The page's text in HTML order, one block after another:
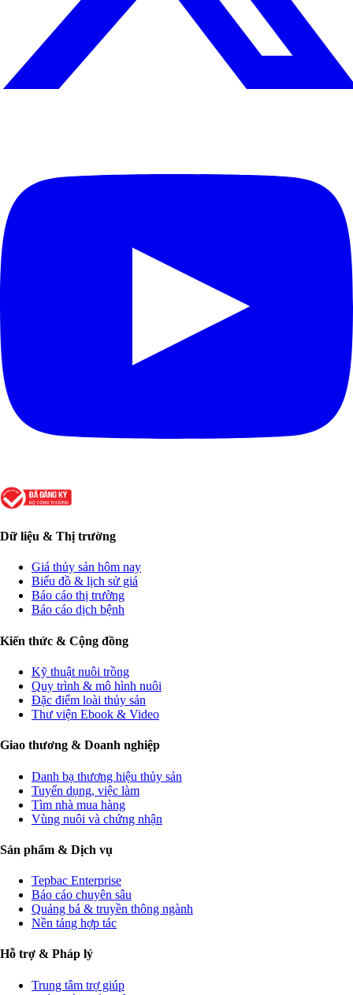
Dữ liệu & Thị trường
Giá thủy sản hôm nay
Biểu đồ & lịch sử giá
Báo cáo thị trường
Báo cáo dịch bệnh
Kiến thức & Cộng đồng
Kỹ thuật nuôi trồng
Quy trình & mô hình nuôi
Đặc điểm loài thủy sản
Thư viện Ebook & Video
Giao thương & Doanh nghiệp
Danh bạ thương hiệu thủy sản
Tuyển dụng, việc làm
Tìm nhà mua hàng
Vùng nuôi và chứng nhận
Sản phẩm & Dịch vụ
Tepbac Enterprise
Báo cáo chuyên sâu
Quảng bá & truyền thông ngành
Nền tảng hợp tác
Hỗ trợ & Pháp lý
Trung tâm trợ giúp